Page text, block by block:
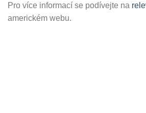
Pro více informací se podívejte na
americkém webu.